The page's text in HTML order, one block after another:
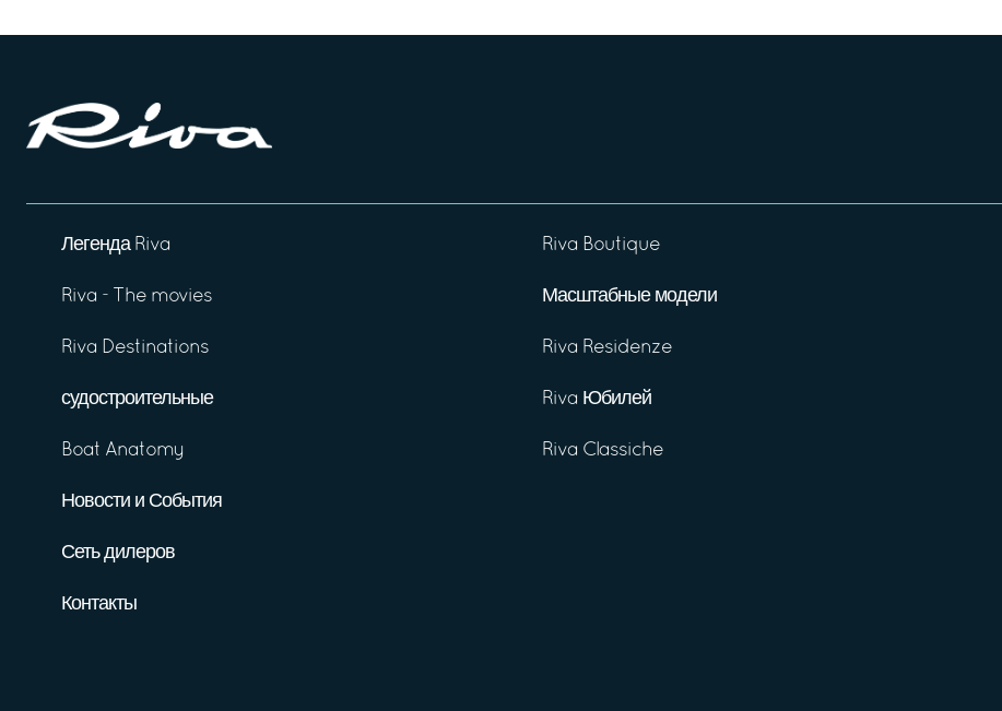
Легенда Riva
Riva - The movies
Riva Destinations
судостроительные
Boat Anatomy
Новости и События
Сеть дилеров
Контакты
Riva Boutique
Масштабные модели
Riva Residenze
Riva Юбилей
Riva Classiche